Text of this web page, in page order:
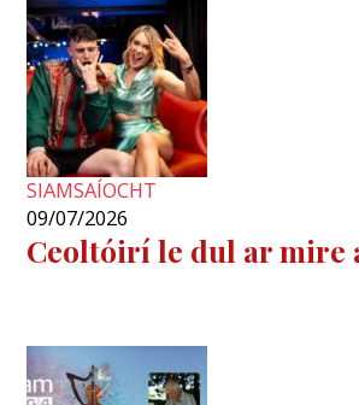
SIAMSAÍOCHT
09/07/2026
Ceoltóirí le dul ar mire